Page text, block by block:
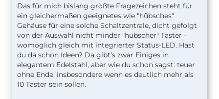
Das für mich bislang größte Fragezeichen steht für
ein gleichermaßen geeignetes wie "hübsches"
Gehäuse für eine solche Schaltzentrale, dicht gefolgt
von der Auswahl nicht minder "hübscher" Taster –
womöglich gleich mit integrierter Status-LED. Hast
du da schon Ideen? Da gibt’s zwar Einiges in
elegantem Edelstahl, aber wie du schon sagst: teuer
ohne Ende, insbesondere wenn es deutlich mehr als
10 Taster sein sollen.